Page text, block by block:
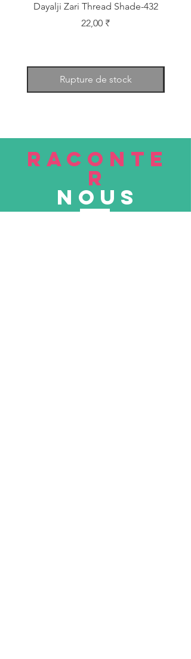
Dayalji Zari Thread Shade-432
Prix
22,00 ₹
Rupture de stock
RACONTE
R
nous